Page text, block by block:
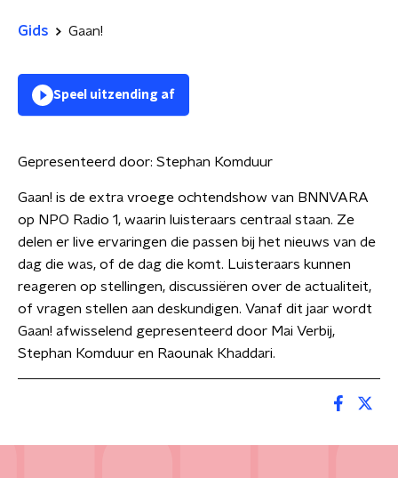
Gids Gaan!
Speel uitzending af
Gepresenteerd door: Stephan Komduur
Gaan! is de extra vroege ochtendshow van BNNVARA
op NPO Radio 1, waarin luisteraars centraal staan. Ze
delen er live ervaringen die passen bij het nieuws van de
dag die was, of de dag die komt. Luisteraars kunnen
reageren op stellingen, discussiëren over de actualiteit,
of vragen stellen aan deskundigen. Vanaf dit jaar wordt
Gaan! afwisselend gepresenteerd door Mai Verbij,
Stephan Komduur en Raounak Khaddari.